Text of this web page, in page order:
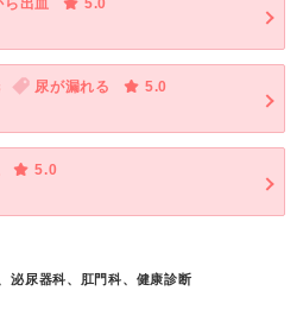
ら出血
5.0
尿が漏れる
5.0
5.0
泌尿器科、肛門科、健康診断